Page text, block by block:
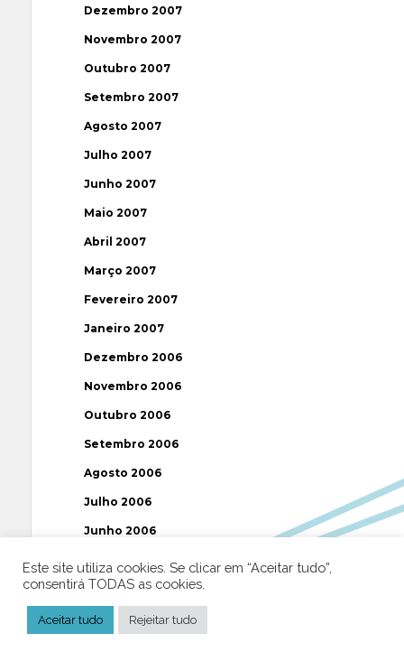
Dezembro 2007
Novembro 2007
Outubro 2007
Setembro 2007
Agosto 2007
Julho 2007
Junho 2007
Maio 2007
Abril 2007
Março 2007
Fevereiro 2007
Janeiro 2007
Dezembro 2006
Novembro 2006
Outubro 2006
Setembro 2006
Agosto 2006
Julho 2006
Junho 2006
Maio 2006
Abril 2006
Março 2006
Este site utiliza cookies. Se clicar em “Aceitar tudo”,
consentirá TODAS as cookies.
Aceitar tudo Rejeitar tudo